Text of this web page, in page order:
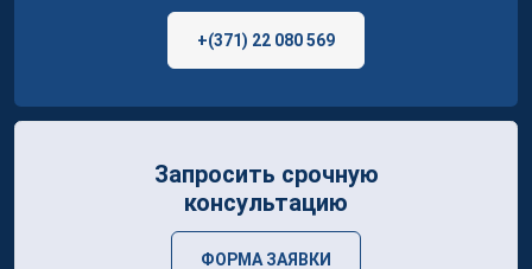
+(371) 22 080 569
Запросить срочную
консультацию
ФОРМА ЗАЯВКИ